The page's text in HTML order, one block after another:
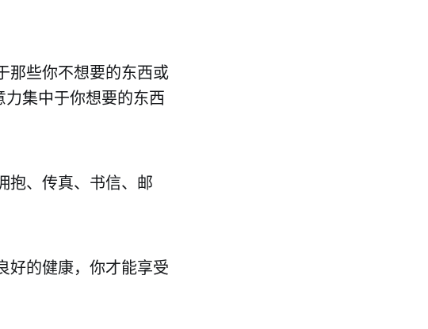
那些你不想要的东西或
集中于你想要的东西
抱、传真、书信、邮
好的健康，你才能享受